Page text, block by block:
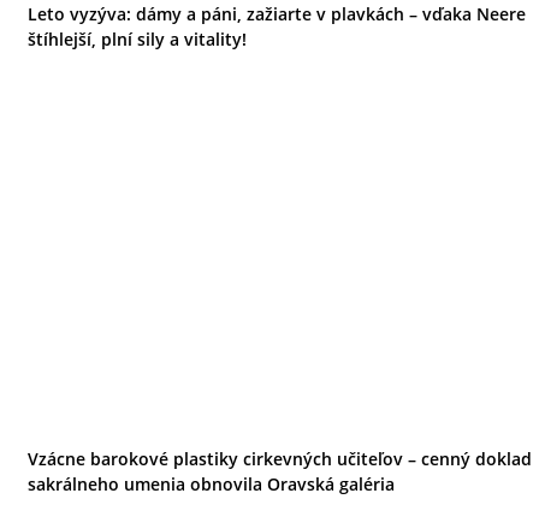
Leto vyzýva: dámy a páni, zažiarte v plavkách – vďaka Neere
štíhlejší, plní sily a vitality!
Vzácne barokové plastiky cirkevných učiteľov – cenný doklad
sakrálneho umenia obnovila Oravská galéria